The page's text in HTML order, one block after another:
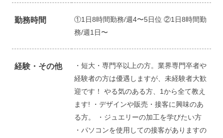
勤務時間
①1日8時間勤務/週4〜5日位 ②1日8時間勤
務/週1日〜
経験・その他
・短大・専門卒以上の方。業界専門卒者や
経験者の方は優遇しますが、未経験者大歓
迎です！ やる気のある方、1から全て教え
ます! ・デザインや販売・接客に興味のあ
る方。 ・ジュエリーの加工を学びたい方
・パソコンを使用しての接客がありますの